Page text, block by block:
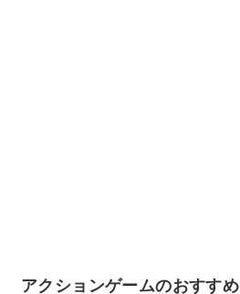
アクションゲームのおすすめ